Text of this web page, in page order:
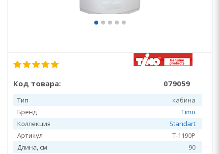
Код товара: 079059
Тип
кабина
Бренд
Timo
Коллекция
Standart
Артикул
T-1190P
Длина, см
90